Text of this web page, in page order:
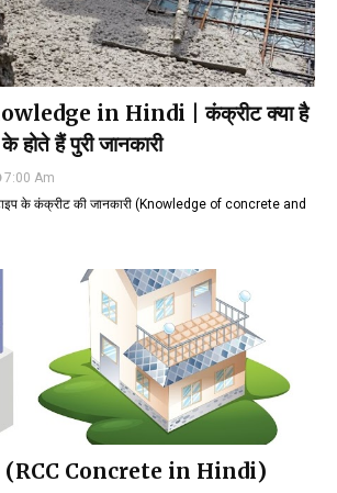
in Hindi | कंक्रीट क्या है
हैं पुरी जानकारी
7:00 Am
के कंक्रीट की जानकारी (Knowledge of concrete and
है! (RCC Concrete in Hindi)